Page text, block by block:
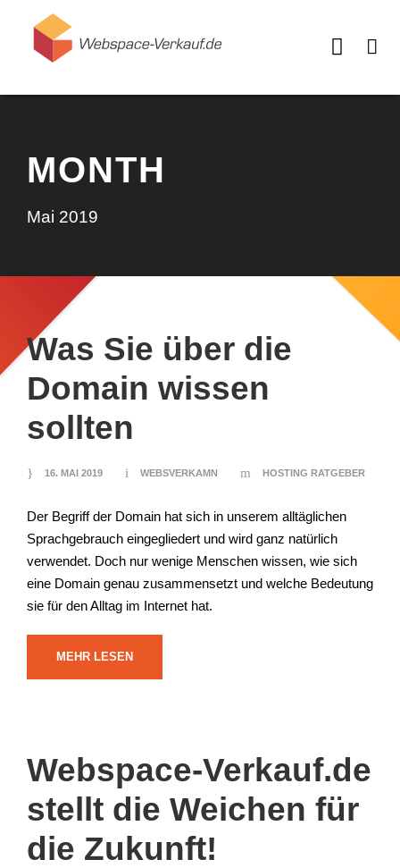
MONTH
Mai 2019
Was Sie über die
Domain wissen
sollten
16. MAI 2019 WEBSVERKAMN HOSTING RATGEBER
Der Begriff der Domain hat sich in unserem alltäglichen
Sprachgebrauch eingegliedert und wird ganz natürlich
verwendet. Doch nur wenige Menschen wissen, wie sich
eine Domain genau zusammensetzt und welche Bedeutung
sie für den Alltag im Internet hat.
MEHR LESEN
Webspace-Verkauf.de
stellt die Weichen für
die Zukunft!